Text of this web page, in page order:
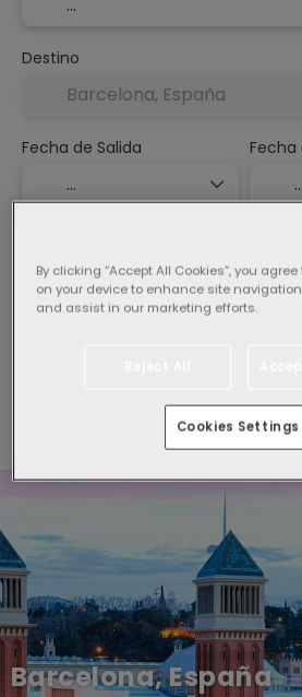
Barcelona, España
Destino
Fecha de Salida Fecha
1 Habitación,2 adultos
Haciendo click en "Buscar", acepto
By clicking “Accept All Cookies”, you
on your device to enhance site
and assist in our marketing efforts.
Cookies Settings